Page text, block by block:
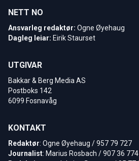
NETT NO
Ansvarleg redaktør: Ogne Øyehaug
Dagleg leiar: Eirik Staurset
UTGIVAR
Bakkar & Berg Media AS
Postboks 142
6099 Fosnavåg
KONTAKT
Redaktør: Ogne Øyehaug / 957 79 727
Journalist: Marius Rosbach / 907 36 774